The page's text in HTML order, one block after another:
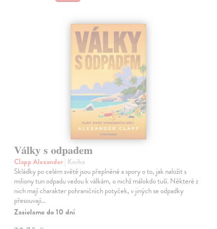
Války s odpadem
Clapp Alexander| Kniha
Skládky po celém světě jsou přeplněné a spory o to, jak naložit s
miliony tun odpadu vedou k válkám, o nichž málokdo tuší. Některé z
nich mají charakter pohraničních potyček, v jiných se odpadky
přesouvají…
Zasielame do 10 dní